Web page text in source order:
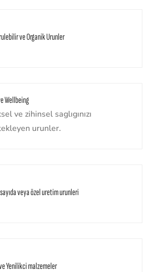
ve Organik Urunler
Wellbeing
ve zihinsel saglıgınızı
urunler.
sayıda veya özel uretim urunleri
Yenilikci malzemeler